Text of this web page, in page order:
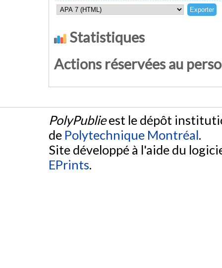
Statistiques
Actions réservées au
PolyPublieest le dépôt
de Polytechnique Montréal.
Site développé à l'aide du
EPrints.